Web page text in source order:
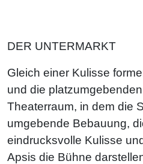
DER UNTERMARKT
Gleich einer Kulisse
und die
Theaterraum, in dem die
umgebende Bebauung,
eindrucksvolle Kulisse
Apsis die Bühne